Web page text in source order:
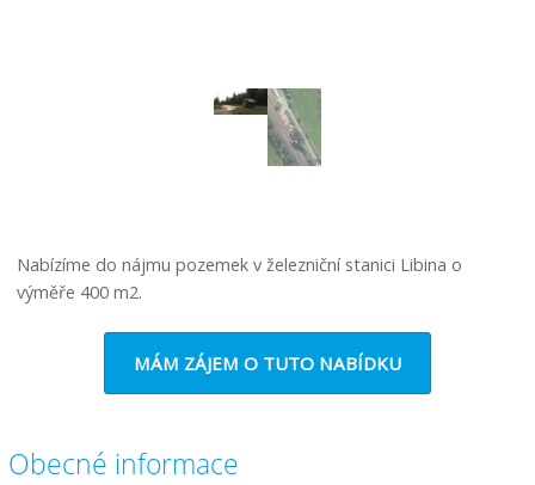
Nabízíme do nájmu pozemek v železniční stanici Libina o
výměře 400 m2.
MÁM ZÁJEM O TUTO NABÍDKU
Obecné informace